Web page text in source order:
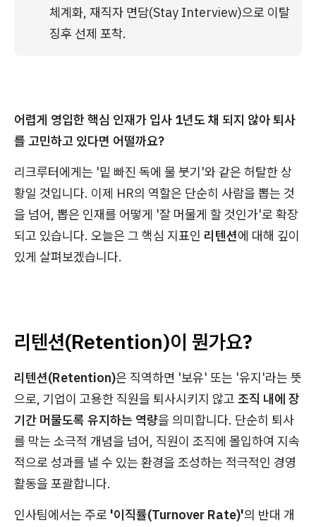
체계화, 재직자 면담(Stay Interview)으로 이탈
징후 선제 포착.
어렵게 영입한 핵심 인재가 입사 1년도 채 되지 않아 퇴사
를 고민하고 있다면 어떨까요?
리크루터에게는 '밑 빠진 독에 물 붓기'와 같은 허탈한 상
황일 것입니다. 이제 HR의 역할은 단순히 사람을 뽑는 것
을 넘어, 뽑은 인재를 어떻게 '잘 머물게 할 것인가'로 확장
되고 있습니다. 오늘은 그 핵심 지표인 리텐션에 대해 깊이
있게 살펴보겠습니다.
리텐션(Retention)이 뭔가요?
리텐션(Retention)은 직역하면 '보유' 또는 '유지'라는 뜻
으로, 기업이 고용한 직원을 퇴사시키지 않고 조직 내에 장
기간 머물도록 유지하는 역량을 의미합니다. 단순히 퇴사
를 막는 소극적 개념을 넘어, 직원이 조직에 몰입하여 지속
적으로 성과를 낼 수 있는 환경을 조성하는 적극적인 경영
활동을 포괄합니다.
인사팀에서는 주로 '이직률(Turnover Rate)'의 반대 개